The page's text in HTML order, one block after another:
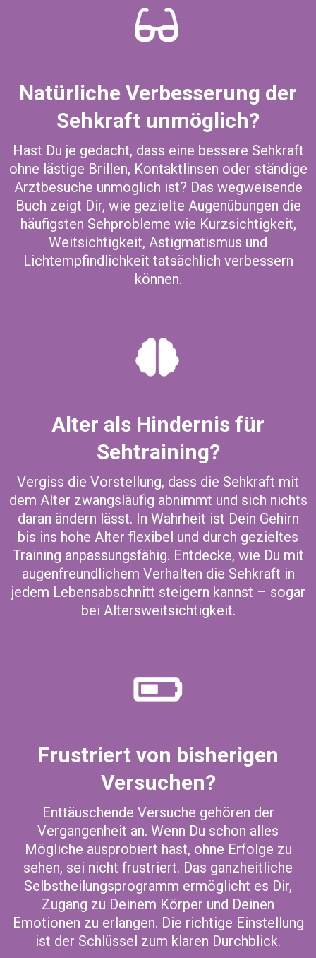
Natürliche Verbesserung der
Sehkraft unmöglich?
Hast Du je gedacht, dass eine bessere Sehkraft
ohne lästige Brillen, Kontaktlinsen oder ständige
Arztbesuche unmöglich ist? Das wegweisende
Buch zeigt Dir, wie gezielte Augenübungen die
häufigsten Sehprobleme wie Kurzsichtigkeit,
Weitsichtigkeit, Astigmatismus und
Lichtempfindlichkeit tatsächlich verbessern
können.
Alter als Hindernis für
Sehtraining?
Vergiss die Vorstellung, dass die Sehkraft mit
dem Alter zwangsläufig abnimmt und sich nichts
daran ändern lässt. In Wahrheit ist Dein Gehirn
bis ins hohe Alter flexibel und durch gezieltes
Training anpassungsfähig. Entdecke, wie Du mit
augenfreundlichem Verhalten die Sehkraft in
jedem Lebensabschnitt steigern kannst – sogar
bei Altersweitsichtigkeit.
Frustriert von bisherigen
Versuchen?
Enttäuschende Versuche gehören der
Vergangenheit an. Wenn Du schon alles
Mögliche ausprobiert hast, ohne Erfolge zu
sehen, sei nicht frustriert. Das ganzheitliche
Selbstheilungsprogramm ermöglicht es Dir,
Zugang zu Deinem Körper und Deinen
Emotionen zu erlangen. Die richtige Einstellung
ist der Schlüssel zum klaren Durchblick.